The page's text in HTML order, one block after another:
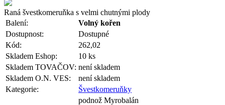
Raná švestkomeruňka s velmi chutnými plody
Balení:
Volný kořen
Dostupnost:
Dostupné
Kód:
262,02
Skladem Eshop:
10 ks
Skladem TOVAČOV: není skladem
Skladem O.N. VES:
není skladem
Kategorie:
Švestkomeruňky
podnož Myrobalán